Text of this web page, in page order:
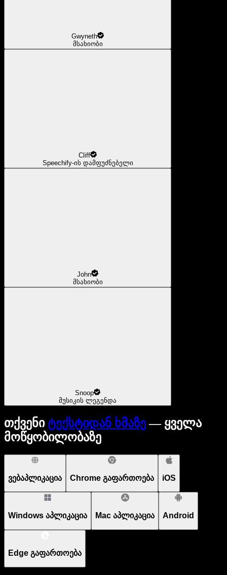
Gwyneth
მსახიობი
Cliff
Speechify-ის დამფუძნებელი
John
მსახიობი
Snoop
მუსიკის ლეგენდა
თქვენი ტექსტიდან ხმაზე— ყველა
მოწყობილობაზე
ვებაპლიკაცია Chrome გაფართოება iOS
Windows აპლიკაცია Mac აპლიკაცია Android
Edge გაფართოება